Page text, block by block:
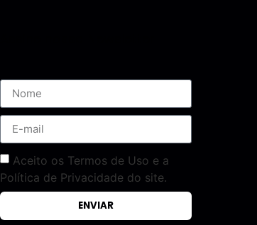
Aceito os Termos de Uso e a
Política de Privacidade do site.
ENVIAR